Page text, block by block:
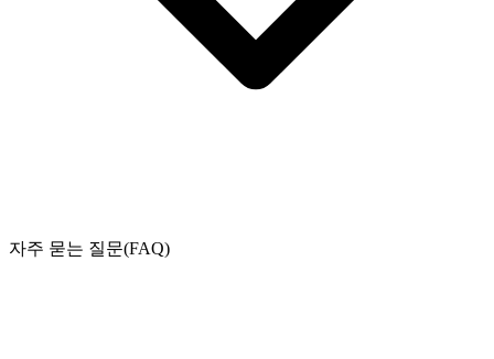
자주 묻는 질문(FAQ)